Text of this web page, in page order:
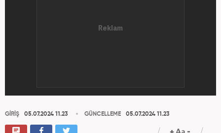
GİRİŞ 05.07.2024 11.23 GÜNCELLEME 05.07.2024 11.23